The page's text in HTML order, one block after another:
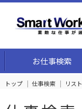
お仕事検索
トップ 仕事検索 リスト